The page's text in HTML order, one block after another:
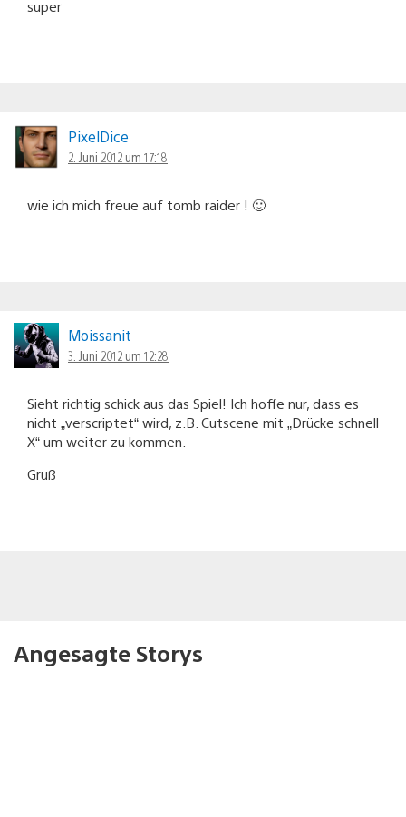
super
PixelDice
2. Juni 2012 um 17:18
wie ich mich freue auf tomb raider ! 🙂
Moissanit
3. Juni 2012 um 12:28
Sieht richtig schick aus das Spiel! Ich hoffe nur, dass es
nicht „verscriptet“ wird, z.B. Cutscene mit „Drücke schnell
X“ um weiter zu kommen.
Gruß
Angesagte Storys